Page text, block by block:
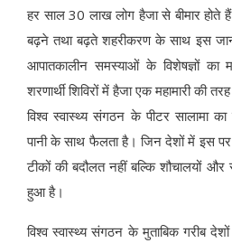
हर साल 30 लाख लोग हैजा से बीमार होते
बढ़ने तथा बढ़ते शहरीकरण के साथ इस
आपातकालीन समस्याओं के विशेषज्ञों का
शरणार्थी शिविरों में हैजा एक महामारी की
विश्व स्वास्थ्य संगठन के पीटर सालामा
पानी के साथ फैलता है। जिन देशों में इस पर
टीकों की बदौलत नहीं बल्कि शौचालयों
हुआ है।
विश्व स्वास्थ्य संगठन के मुताबिक गरीब